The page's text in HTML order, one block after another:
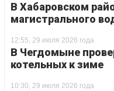
В Хабаровском
магистрального
12:55, 29 июля 2026 года
В Чегдомыне
котельных к зиме
10:30, 29 июля 2026 года